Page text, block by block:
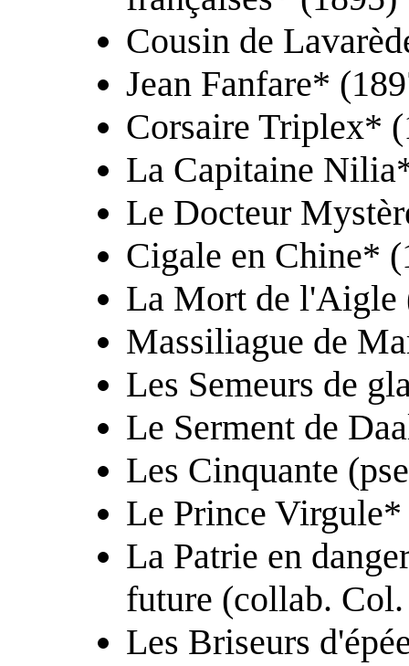
Cousin de
Jean Fanfare*
Corsaire Triplex*
La Capitaine
Le Docteur
Cigale en Chine*
La Mort de l'Aigle
Massiliague de
Les Semeurs de
Le Serment de
Les Cinquante
Le Prince
La Patrie en
future (collab.
Les Briseurs